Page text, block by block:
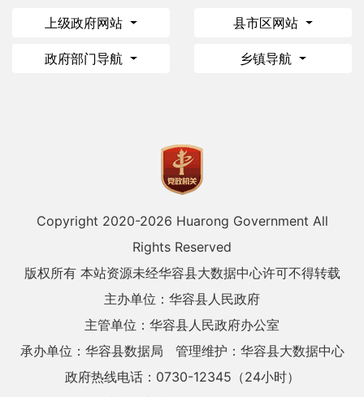
上级政府网站 县市区网站
政府部门导航 乡镇导航
Copyright 2020-2026 Huarong Government All
Rights Reserved
版权所有 本站资源未经华容县大数据中心许可不得转载
主办单位：华容县人民政府
主管单位：华容县人民政府办公室
承办单位：华容县数据局
管理维护：华容县大数据中心
政府热线电话：0730-12345（24小时）